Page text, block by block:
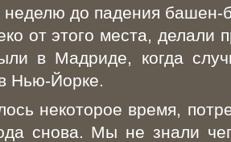
неделю до падения
от этого места, делали
в Мадриде, когда
Нью-Йорке.
некоторое время,
снова. Мы не знали